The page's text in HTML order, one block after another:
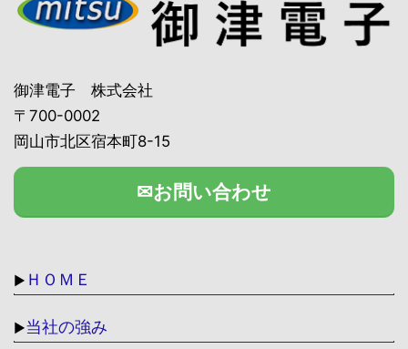
御津電子 株式会社
〒700-0002
岡山市北区宿本町8-15
✉お問い合わせ
▶ ＨＯＭＥ
▶当社の強み